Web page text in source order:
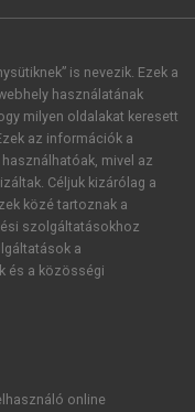
is nevezik. Ezek a
használatának
milyen oldalakat keresett
az információk a
mivel az
Céljuk kizárólag a
közé tartoznak a
szolgáltatásokhoz
a
és a közösségi
online